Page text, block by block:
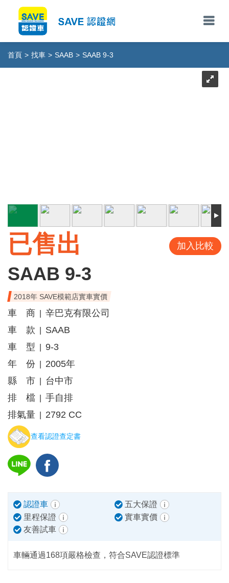
首頁 > 找車 > SAAB > SAAB 9-3
已售出 加入比較
SAAB 9-3
2018年 SAVE模範店實車實價
車 商
辛巴克有限公司
車 款
SAAB
車 型
9-3
年 份
2005年
縣 市
台中市
排 檔
手自排
排氣量
2792 CC
查看認證查定書
認證車
五大保證
里程保證
實車實價
友善試車
車輛通過168項嚴格檢查，符合SAVE認證標準